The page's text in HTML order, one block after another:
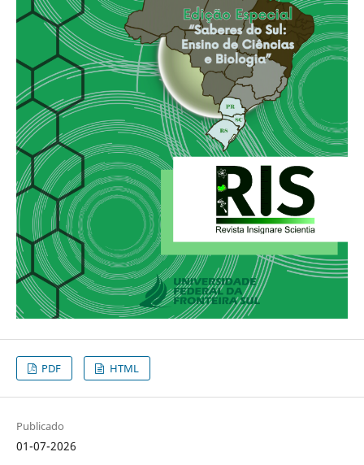
PDF HTML
Publicado
01-07-2026